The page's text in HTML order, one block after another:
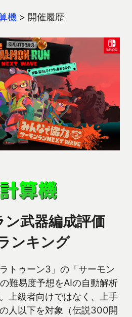
機 > 開催履歴
武器編成評価
ンキング
トゥーン3」の「サーモン
難易度予想をAIの自動解析
上級者向けではなく、上手
人以下を対象（伝説300開